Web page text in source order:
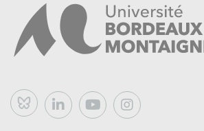
Bluesky